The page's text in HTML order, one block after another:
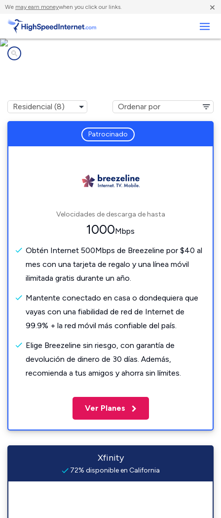
We may earn moneywhen you click our links. ×
Patrocinado
Velocidades de descarga de hasta
1000Mbps
Obtén Internet 500Mbps de Breezeline por $40 al
mes con una tarjeta de regalo y una línea móvil
ilimitada gratis durante un año.
Mantente conectado en casa o dondequiera que
vayas con una fiabilidad de red de Internet de
99.9% + la red móvil más confiable del país.
Elige Breezeline sin riesgo, con garantía de
devolución de dinero de 30 días. Además,
recomienda a tus amigos y ahorra sin límites.
Ver Planes
Xfinity
72% disponible en California